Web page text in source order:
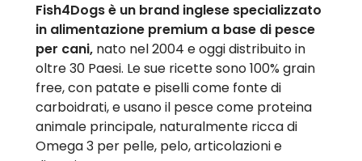
Fish4Dogs è un brand inglese specializzato
in alimentazione premium a base di pesce
per cani, nato nel 2004 e oggi distribuito in
oltre 30 Paesi. Le sue ricette sono 100% grain
free, con patate e piselli come fonte di
carboidrati, e usano il pesce come proteina
animale principale, naturalmente ricca di
Omega 3 per pelle, pelo, articolazioni e